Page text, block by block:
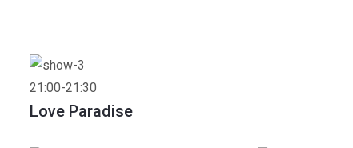
21:00-21:30
Love Paradise